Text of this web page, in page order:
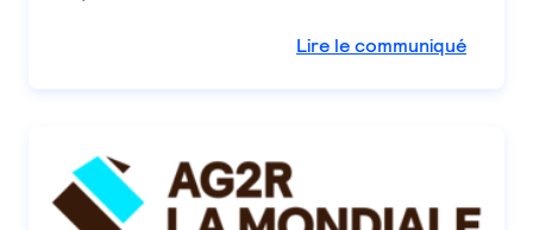
Lire le communiqué